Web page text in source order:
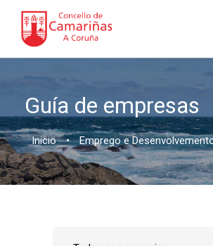
Guía de empresas
Inicio • Emprego e